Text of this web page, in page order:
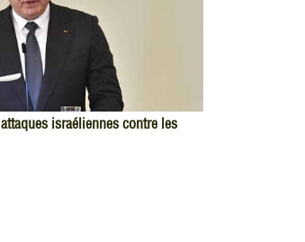
israéliennes contre les